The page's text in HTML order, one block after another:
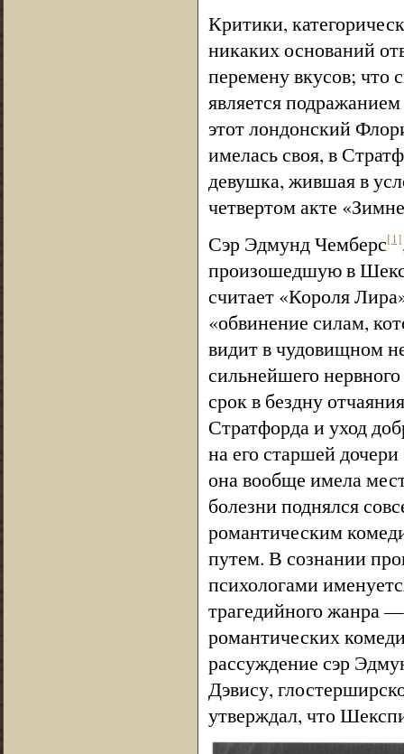
Критики,
никаких оснований
перемену вкусов; что
является
этот лондонский
имелась своя, в
девушка, жившая в
четвертом акте
Сэр Эдмунд Чемберс[1]
произошедшую в
считает «Короля
«обвинение силам,
видит в чудовищном
сильнейшего
срок в бездну
Стратфорда и уход
на его старшей
она вообще имела
болезни поднялся
романтическим
путем. В сознании
психологами
трагедийного жанра
романтических
рассуждение сэр
Дэвису,
утверждал, что